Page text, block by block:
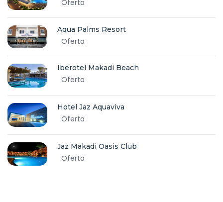
Oferta
Aqua Palms Resort
Oferta
Iberotel Makadi Beach
Oferta
Hotel Jaz Aquaviva
Oferta
Jaz Makadi Oasis Club
Oferta